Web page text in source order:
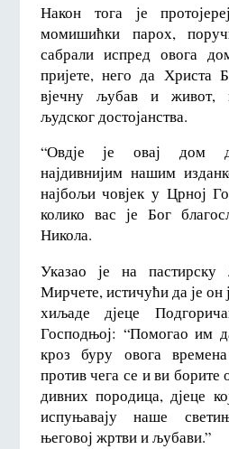
Након тога је
момишићки парох,
сабрали испред овога
пријете, него да Христа
вјечну љубав и живот,
људског достојанства.
“Овдје је овај дом
најдивнијим нашим
најбољи човјек у Црној
колико вас је Бог
Никола.
Указао је на
Мирчете, истичући да је он
хиљаде дјеце
Господњој: “Помогао им
кроз буру овога
против чега се и ви борите
дивних породица, дјеце
испуњавају наше
његовој жртви и љубави.”